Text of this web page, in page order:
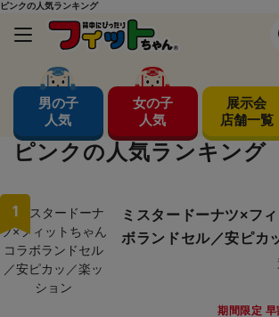
ピンクの人気ランキング
男の子
人気
女の子
人気
展示会
店舗一覧
ピンクの人気ランキング
1
ミスタードーナツ×フ
ボランドセル／安ピカ
期間限定